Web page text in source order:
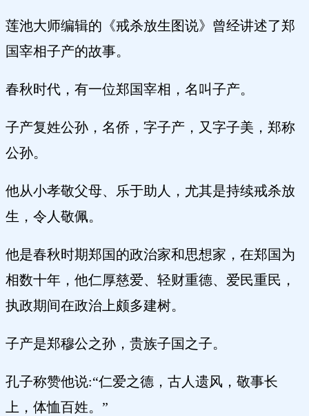
莲池大师编辑的《戒杀放生图说》曾经讲述了郑
国宰相子产的故事。
春秋时代，有一位郑国宰相，名叫子产。
子产复姓公孙，名侨，字子产，又字子美，郑称
公孙。
他从小孝敬父母、乐于助人，尤其是持续戒杀放
生，令人敬佩。
他是春秋时期郑国的政治家和思想家，在郑国为
相数十年，他仁厚慈爱、轻财重德、爱民重民，
执政期间在政治上颇多建树。
子产是郑穆公之孙，贵族子国之子。
孔子称赞他说:“仁爱之德，古人遗风，敬事长
上，体恤百姓。”